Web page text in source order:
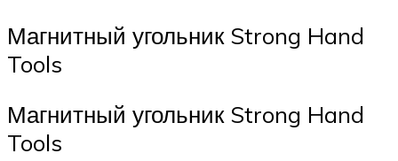
Магнитный угольник Strong Hand
Tools
Магнитный угольник Strong Hand
Tools